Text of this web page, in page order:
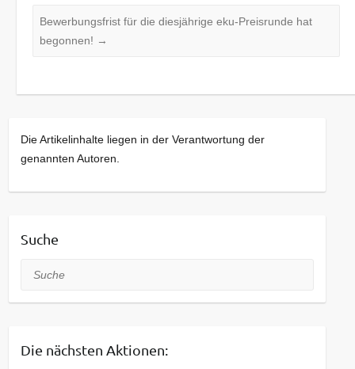
Bewerbungsfrist für die diesjährige eku-Preisrunde hat
begonnen! →
Die Artikelinhalte liegen in der Verantwortung der
genannten Autoren.
Suche
Suche
Die nächsten Aktionen: